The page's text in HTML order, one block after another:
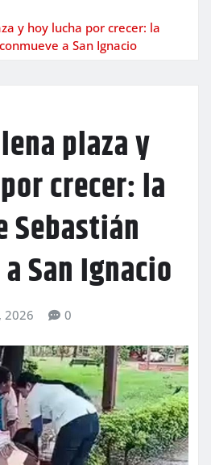
y hoy lucha por crecer: la
a San Ignacio
plaza y
crecer: la
San Ignacio
2026 0